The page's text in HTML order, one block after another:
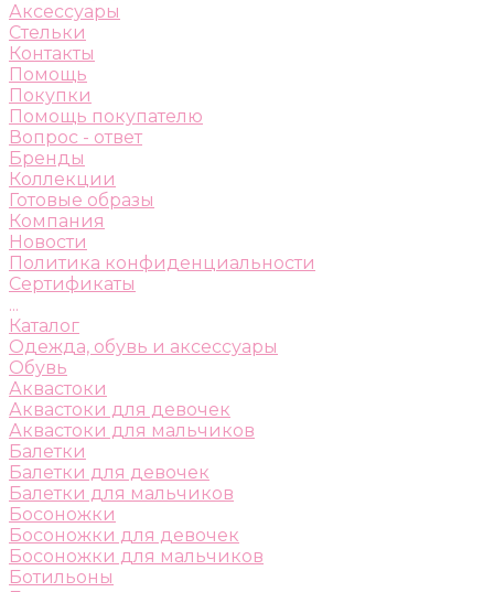
Аксессуары
Стельки
Контакты
Помощь
Покупки
Помощь покупателю
Вопрос - ответ
Бренды
Коллекции
Готовые образы
Компания
Новости
Политика конфиденциальности
Сертификаты
...
Каталог
Одежда, обувь и аксессуары
Обувь
Аквастоки
Аквастоки для девочек
Аквастоки для мальчиков
Балетки
Балетки для девочек
Балетки для мальчиков
Босоножки
Босоножки для девочек
Босоножки для мальчиков
Ботильоны